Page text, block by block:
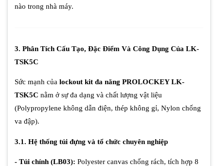
nào trong nhà máy.
3. Phân Tích Cấu Tạo, Đặc Điểm Và Công Dụng Của LK-
TSK5C
Sức mạnh của lockout kit đa năng PROLOCKEY LK-
TSK5C nằm ở sự đa dạng và chất lượng vật liệu
(Polypropylene không dẫn điện, thép không gỉ, Nylon chống
va đập).
3.1. Hệ thống túi đựng và tổ chức chuyên nghiệp
- Túi chính (LB03): Polyester canvas chống rách, tích hợp 8